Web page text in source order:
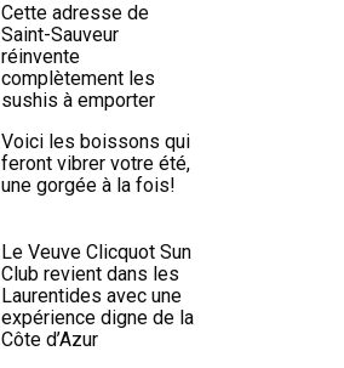
Cette adresse de
Saint-Sauveur
réinvente
complètement les
sushis à emporter
Voici les boissons qui
feront vibrer votre été,
une gorgée à la fois!
Le Veuve Clicquot Sun
Club revient dans les
Laurentides avec une
expérience digne de la
Côte d’Azur